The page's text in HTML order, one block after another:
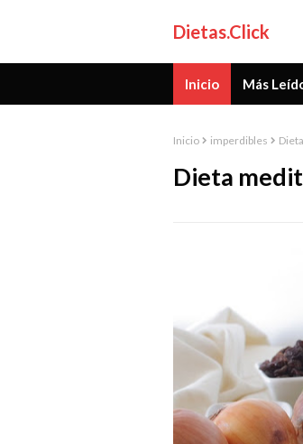
Dietas.Click
Inicio Más
Inicio imperdibles
Dieta